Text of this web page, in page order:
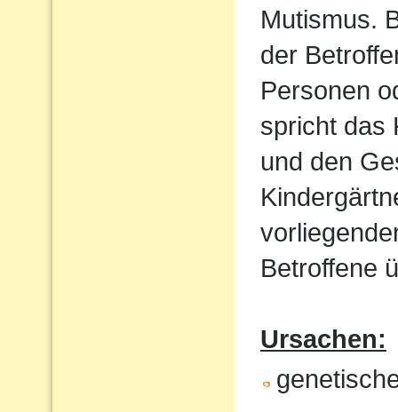
Mutismus.
der
Personen
spricht das
und den
Betroffene
Ursachen: